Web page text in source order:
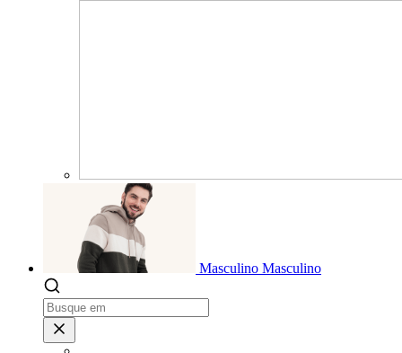
Masculino Masculino